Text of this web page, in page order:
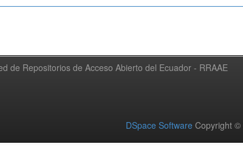
de Repositorios de Acceso Abierto del Ecuador - RRAAE
DSpace Software Copyright ©